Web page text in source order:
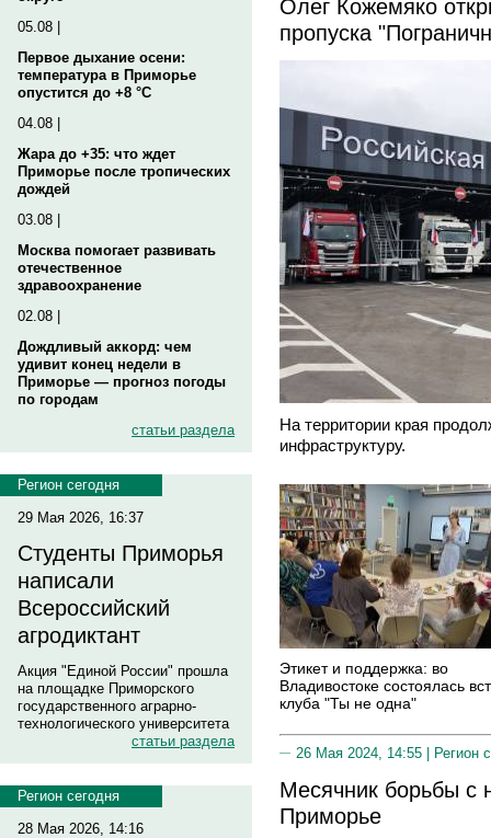
05.08 |
Первое дыхание осени:
температура в Приморье
опустится до +8 °C
04.08 |
Жара до +35: что ждет
Приморье после тропических
дождей
03.08 |
Москва помогает развивать
отечественное
здравоохранение
02.08 |
Дождливый аккорд: чем
удивит конец недели в
Приморье — прогноз погоды
по городам
статьи раздела
Регион сегодня
29 Мая 2026, 16:37
Студенты Приморья
написали
Всероссийский
агродиктант
Акция "Единой России" прошла
на площадке Приморского
государственного аграрно-
технологического университета
статьи раздела
Регион сегодня
28 Мая 2026, 14:16
Олег Кожемяко
пропуска
На территории края
инфраструктуру.
Этикет и поддержка: во
Владивостоке состоялась
клуба "Ты не одна"
26 Мая 2024, 14:55 | Регион
Месячник борьбы с
Приморье